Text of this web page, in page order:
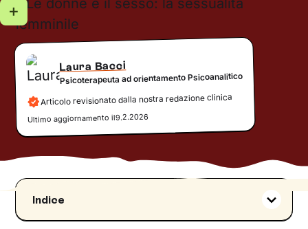
Laura Bacci
Psicoterapeuta ad orientamento Psicoanalitico
Articolo revisionato dalla nostra redazione clinica
Ultimo aggiornamento il9.2.2026
Indice
La libido femminile: le donne e il sesso nella